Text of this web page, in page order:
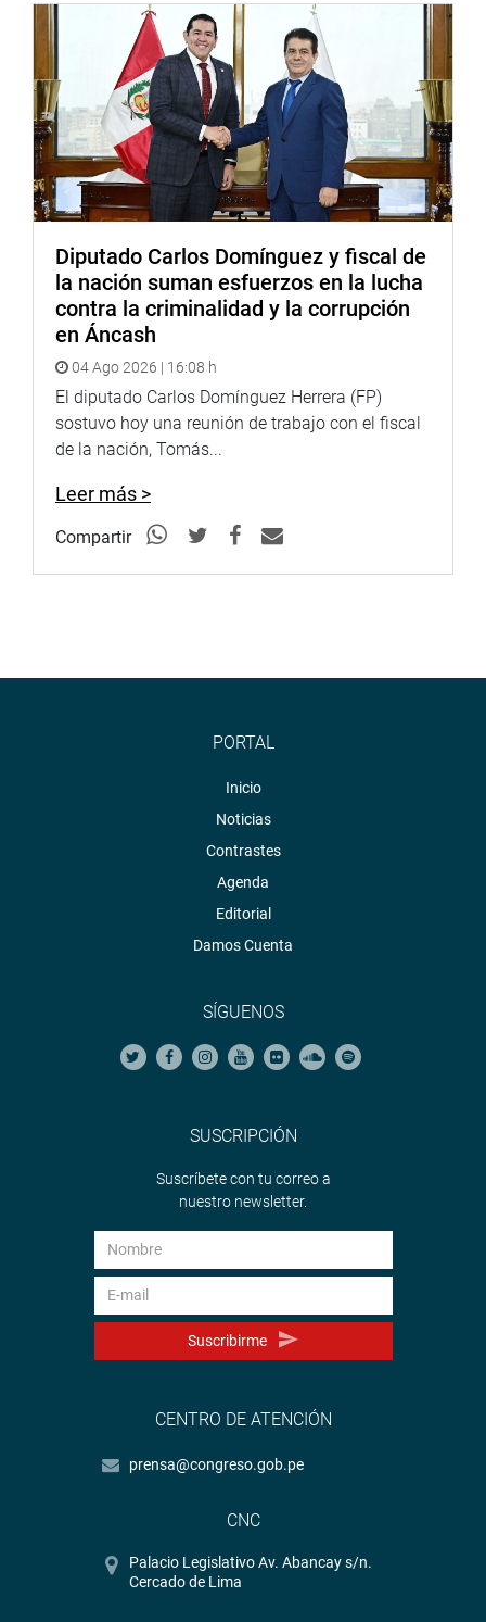
Diputado Carlos Domínguez y fiscal de
la nación suman esfuerzos en la lucha
contra la criminalidad y la corrupción
en Áncash
04 Ago 2026 | 16:08 h
El diputado Carlos Domínguez Herrera (FP)
sostuvo hoy una reunión de trabajo con el fiscal
de la nación, Tomás...
Leer más >
Compartir
PORTAL
Inicio
Noticias
Contrastes
Agenda
Editorial
Damos Cuenta
SÍGUENOS
SUSCRIPCIÓN
Suscríbete con tu correo a
nuestro newsletter.
Suscribirme
CENTRO DE ATENCIÓN
prensa@congreso.gob.pe
CNC
Palacio Legislativo Av. Abancay s/n.
Cercado de Lima